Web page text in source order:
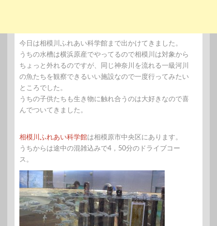
今日は相模川ふれあい科学館まで出かけてきました。
うちの水槽は横浜原産でやってるので相模川は対象から
ちょっと外れるのですが、同じ神奈川を流れる一級河川
の魚たちを観察できるいい施設なので一度行ってみたい
ところでした。
うちの子供たちも生き物に触れ合うのは大好きなので喜
んでついてきました。
相模川ふれあい科学館は相模原市中央区にあります。
うちからは途中の混雑込みで4，50分のドライブコー
ス。